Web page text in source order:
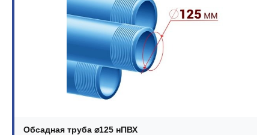
Обсадная труба ⌀125 нПВХ